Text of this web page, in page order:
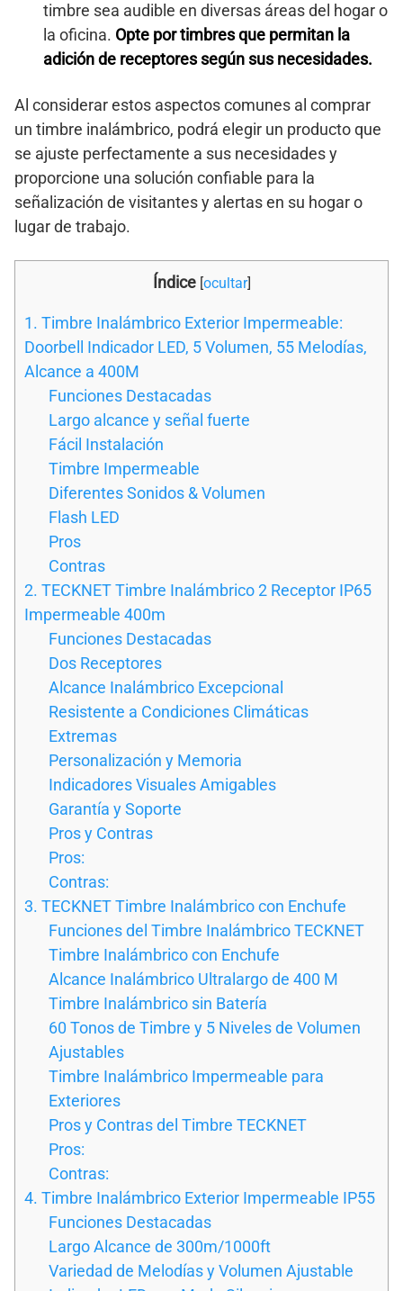
timbre sea audible en diversas áreas del hogar o
la oficina. Opte por timbres que permitan la
adición de receptores según sus necesidades.
Al considerar estos aspectos comunes al comprar
un timbre inalámbrico, podrá elegir un producto que
se ajuste perfectamente a sus necesidades y
proporcione una solución confiable para la
señalización de visitantes y alertas en su hogar o
lugar de trabajo.
Índice [ocultar]
1. Timbre Inalámbrico Exterior Impermeable:
Doorbell Indicador LED, 5 Volumen, 55 Melodías,
Alcance a 400M
Funciones Destacadas
Largo alcance y señal fuerte
Fácil Instalación
Timbre Impermeable
Diferentes Sonidos & Volumen
Flash LED
Pros
Contras
2. TECKNET Timbre Inalámbrico 2 Receptor IP65
Impermeable 400m
Funciones Destacadas
Dos Receptores
Alcance Inalámbrico Excepcional
Resistente a Condiciones Climáticas
Extremas
Personalización y Memoria
Indicadores Visuales Amigables
Garantía y Soporte
Pros y Contras
Pros:
Contras:
3. TECKNET Timbre Inalámbrico con Enchufe
Funciones del Timbre Inalámbrico TECKNET
Timbre Inalámbrico con Enchufe
Alcance Inalámbrico Ultralargo de 400 M
Timbre Inalámbrico sin Batería
60 Tonos de Timbre y 5 Niveles de Volumen
Ajustables
Timbre Inalámbrico Impermeable para
Exteriores
Pros y Contras del Timbre TECKNET
Pros:
Contras:
4. Timbre Inalámbrico Exterior Impermeable IP55
Funciones Destacadas
Largo Alcance de 300m/1000ft
Variedad de Melodías y Volumen Ajustable